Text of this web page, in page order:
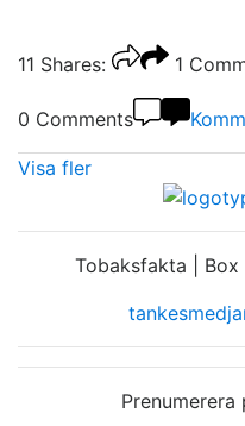
11 Shares: 1
0 Comments
Visa fler
Tobaksfakta |